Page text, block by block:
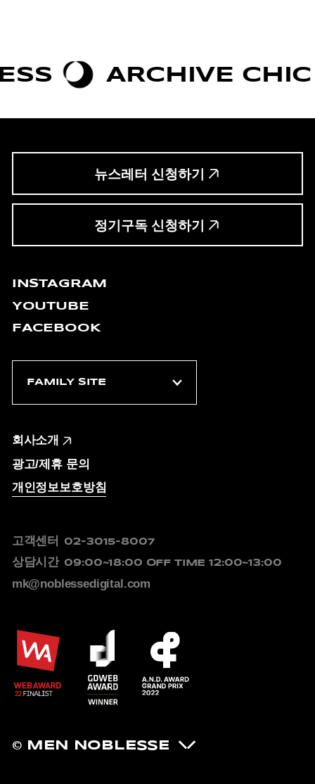
ARCHIVE CHIC
뉴스레터 신청하기
정기구독 신청하기
INSTAGRAM
YOUTUBE
FACEBOOK
회사소개
광고/제휴 문의
개인정보보호방침
고객센터 02-3015-8007
상담시간 09:00~18:00 OFF TIME 12:00~13:00
mk@noblessedigital.com
© MEN NOBLESSE